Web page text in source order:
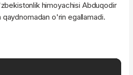
himoyachisi Abduqodir
o'rin egallamadi.